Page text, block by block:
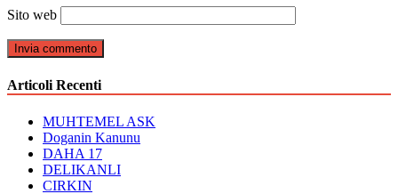
Sito web
Articoli Recenti
MUHTEMEL ASK
Doganin Kanunu
DAHA 17
DELIKANLI
CIRKIN